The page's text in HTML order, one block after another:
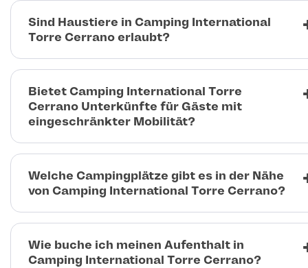
Sind Haustiere in Camping International
Torre Cerrano erlaubt?
Bietet Camping International Torre
Cerrano Unterkünfte für Gäste mit
eingeschränkter Mobilität?
Welche Campingplätze gibt es in der Nähe
von Camping International Torre Cerrano?
Wie buche ich meinen Aufenthalt in
Camping International Torre Cerrano?